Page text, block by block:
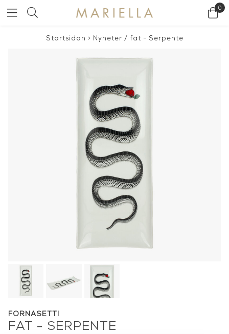
0
Startsidan > Nyheter/ fat - Serpente
FORNASETTI
FAT - SERPENTE